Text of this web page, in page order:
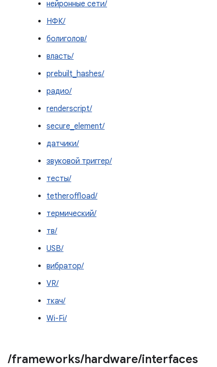
нейронные сети/
НФК/
болиголов/
власть/
prebuilt_hashes/
радио/
renderscript/
secure_element/
датчики/
звуковой триггер/
тесты/
tetheroffload/
термический/
тв/
USB/
вибратор/
VR/
ткач/
Wi-Fi/
/frameworks/hardware/interfaces